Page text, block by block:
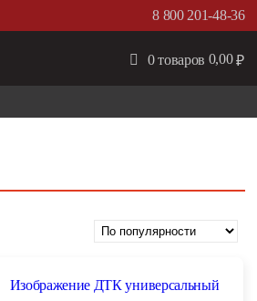
8 800 201-48-36
0 товаров 0,00 ₽